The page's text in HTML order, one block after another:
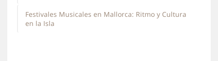
Festivales Musicales en Mallorca: Ritmo y Cultura
en la Isla